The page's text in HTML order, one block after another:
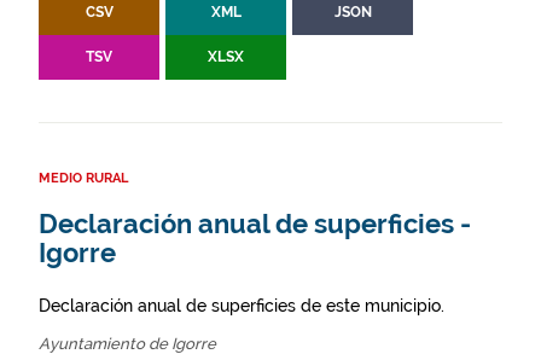
CSV XML JSON
TSV XLSX
MEDIO RURAL
Declaración anual de superficies -
Igorre
Declaración anual de superficies de este municipio.
Ayuntamiento de Igorre